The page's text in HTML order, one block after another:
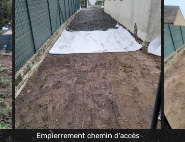
Empierrement chemin d'accès